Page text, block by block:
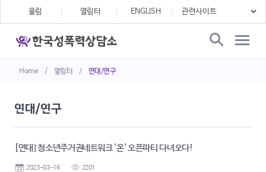
Home / 열림터 / 연대/연구
울림 열림터 ENGLISH
연대/연구
[연대] 청소년주거권네트워크 '온' 오픈파티 다녀오다!
2023-03-16 2201